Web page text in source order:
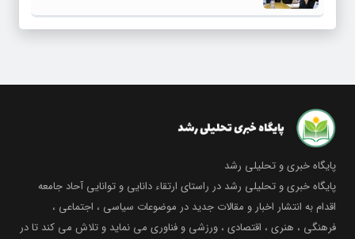
پایگاه خبری و تحلیلی رشد
پایگاه خبری و تحلیلی رشد در راستای ارتقاء دانایی و توانایی آحاد جامعه
اقدام به انتشار اخبار و مقالات جدید در موضوعات سیاسی ، اجتماعی ،
فرهنگی ، هنری ، اقتصادی ، ورزشی و فناوری می نماید و تلاش می کند تا در